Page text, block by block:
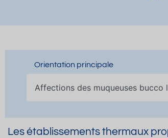
Orientation principale
Les établissements thermaux